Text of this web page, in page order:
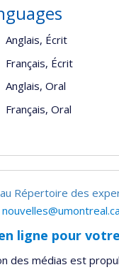
Anglais, Écrit
Français, Écrit
Anglais, Oral
Français, Oral
Répertoire des
nouvelles@umontreal.ca
ligne pour
des médias est